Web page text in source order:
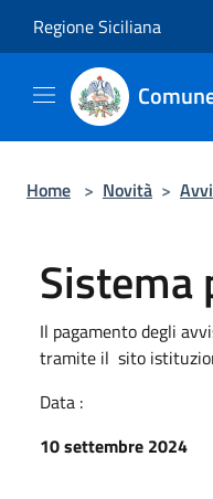
Regione Siciliana
Home > Novità >
Sistema
Il pagamento degli
tramite il sito
Data :
10 settembre 2024